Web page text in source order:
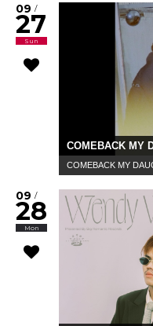
09 /
27
Sun
COMEBACK MY
COMEBACK MY
09 /
28
Mon